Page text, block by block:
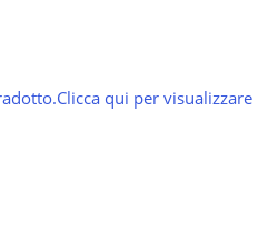
qui per visualizzare